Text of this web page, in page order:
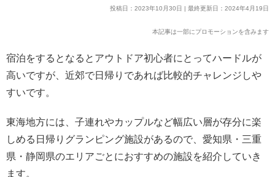
投稿日：2023年10月30日 | 最終更新日：2024年4月19日
本記事は一部にプロモーションを含みます
宿泊をするとなるとアウトドア初心者にとってハードルが
高いですが、近郊で日帰りであれば比較的チャレンジしや
すいです。
東海地方には、子連れやカップルなど幅広い層が存分に楽
しめる日帰りグランピング施設があるので、愛知県・三重
県・静岡県のエリアごとにおすすめの施設を紹介していき
ます。